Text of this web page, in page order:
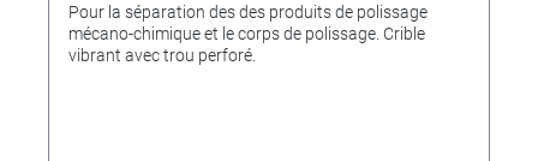
Pour la séparation des des produits de polissage
mécano-chimique et le corps de polissage. Crible
vibrant avec trou perforé.